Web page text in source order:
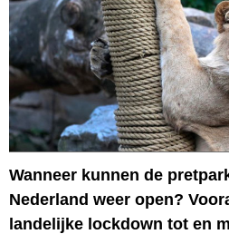
Wanneer kunnen de
Nederland weer open?
landelijke lockdown tot en